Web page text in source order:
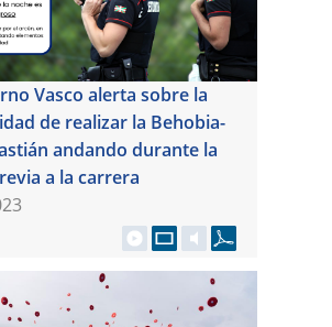
Vasco alerta sobre la
de realizar la Behobia-
andando durante la
a la carrera